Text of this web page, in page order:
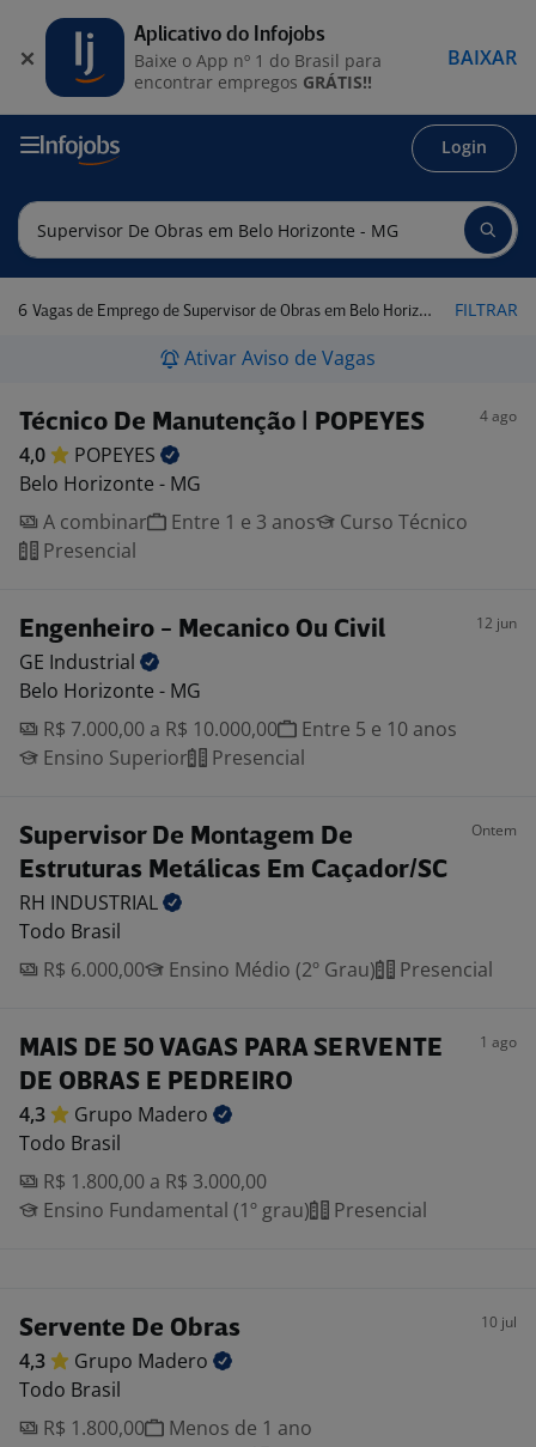
Login
6 Vagas de Emprego de Supervisor de Obras em Belo Horizonte - MG FILTRAR
Ativar Aviso de Vagas
Técnico De Manutenção | POPEYES 4 ago
4,0
POPEYES
Belo Horizonte - MG
A combinar
Entre 1 e 3 anos
Curso Técnico
Presencial
Engenheiro - Mecanico Ou Civil 12 jun
GE Industrial
Belo Horizonte - MG
R$ 7.000,00 a R$ 10.000,00
Entre 5 e 10 anos
Ensino Superior
Presencial
Supervisor De Montagem De
Estruturas Metálicas Em Caçador/SC
Ontem
RH INDUSTRIAL
Todo Brasil
R$ 6.000,00
Ensino Médio (2º Grau) Presencial
MAIS DE 50 VAGAS PARA SERVENTE
DE OBRAS E PEDREIRO
1 ago
4,3 Grupo Madero
Todo Brasil
R$ 1.800,00 a R$ 3.000,00
Ensino Fundamental (1º grau)
Presencial
Servente De Obras 10 jul
4,3 Grupo Madero
Todo Brasil
R$ 1.800,00
Menos de 1 ano
Aplicativo do Infojobs
Baixe o App nº 1 do Brasil para
encontrar empregos GRÁTIS!!
BAIXAR